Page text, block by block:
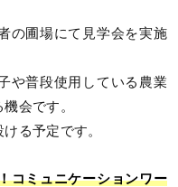
の圃場にて見学会を実施
や普段使用している農業
会です。
る予定です。
コミュニケーションワー